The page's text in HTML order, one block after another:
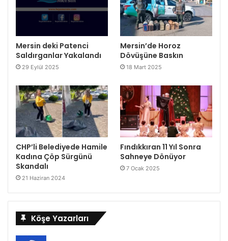
Mersin deki Patenci
Saldırganlar Yakalandı
29 Eylül 2025
Mersin’de Horoz
Dövüşüne Baskın
18 Mart 2025
CHP’li Belediyede Hamile
Kadına Çöp Sürgünü
Skandalı
21 Haziran 2024
Fındıkkıran 11 Yıl Sonra
Sahneye Dönüyor
7 Ocak 2025
Köşe Yazarları